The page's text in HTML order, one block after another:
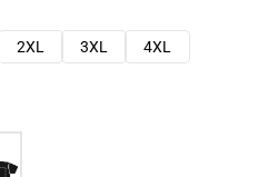
2XL 3XL
4XL